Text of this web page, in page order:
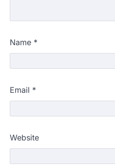
Name *
Email *
Website